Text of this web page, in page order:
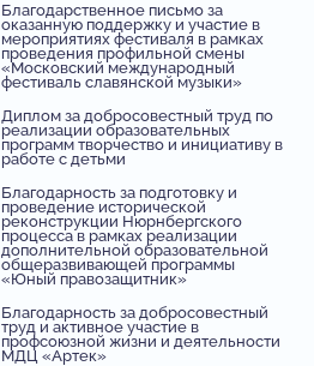
Благодарственное письмо за
оказанную поддержку и участие в
мероприятиях фестиваля в рамках
проведения профильной смены
«Московский международный
фестиваль славянской музыки»
Диплом за добросовестный труд по
реализации образовательных
программ творчество и инициативу в
работе с детьми
Благодарность за подготовку и
проведение исторической
реконструкции Нюрнбергского
процесса в рамках реализации
дополнительной образовательной
общеразвивающей программы
«Юный правозащитник»
Благодарность за добросовестный
труд и активное участие в
профсоюзной жизни и деятельности
МДЦ «Артек»